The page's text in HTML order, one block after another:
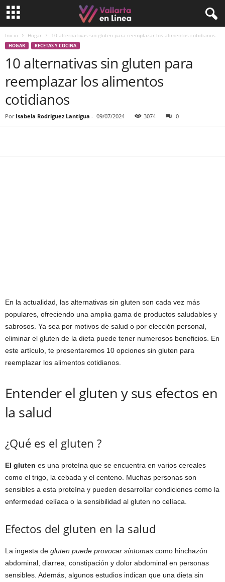
Inicio Hogar 10 alternativas sin gluten para reemplazar los alimentos cotidianos
HOGAR RECETAS Y COCINA
10 alternativas sin gluten para
reemplazar los alimentos
cotidianos
Por Isabela Rodríguez Lantigua - 09/07/2024 3074 0
En la actualidad, las alternativas sin gluten son cada vez más
populares, ofreciendo una amplia gama de productos saludables y
sabrosos. Ya sea por motivos de salud o por elección personal,
eliminar el gluten de la dieta puede tener numerosos beneficios. En
este artículo, te presentaremos 10 opciones sin gluten para
reemplazar los alimentos cotidianos.
Entender el gluten y sus efectos en
la salud
¿Qué es el gluten ?
El gluten es una proteína que se encuentra en varios cereales
como el trigo, la cebada y el centeno. Muchas personas son
sensibles a esta proteína y pueden desarrollar condiciones como la
enfermedad celíaca o la sensibilidad al gluten no celíaca.
Efectos del gluten en la salud
La ingesta de gluten puede provocar síntomas como hinchazón
abdominal, diarrea, constipación y dolor abdominal en personas
sensibles. Además, algunos estudios indican que una dieta sin